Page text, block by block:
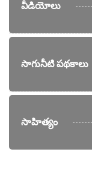
వీడియోలు
సాగునీటి పథకాలు
సాహిత్యం